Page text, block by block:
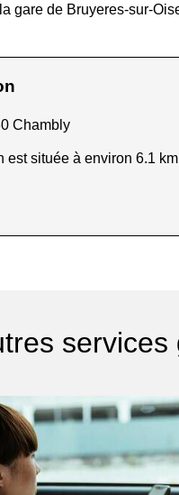
gare de Bruyeres-sur-
Chambly
est située à environ 6.1